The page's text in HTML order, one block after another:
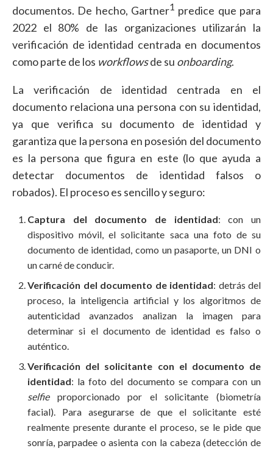
documentos. De hecho, Gartner1 predice que para
2022 el 80% de las organizaciones utilizarán la
verificación de identidad centrada en documentos
como parte de los workflowsde su onboarding.
La verificación de identidad centrada en el
documento relaciona una persona con su identidad,
ya que verifica su documento de identidad y
garantiza que la persona en posesión del documento
es la persona que figura en este (lo que ayuda a
detectar documentos de identidad falsos o
robados). El proceso es sencillo y seguro:
Captura del documento de identidad: con un
dispositivo móvil, el solicitante saca una foto de su
documento de identidad, como un pasaporte, un DNI o
un carné de conducir.
Verificación del documento de identidad: detrás del
proceso, la inteligencia artificial y los algoritmos de
autenticidad avanzados analizan la imagen para
determinar si el documento de identidad es falso o
auténtico.
Verificación del solicitante con el documento de
identidad: la foto del documento se compara con un
selfieproporcionado por el solicitante (biometría
facial). Para asegurarse de que el solicitante esté
realmente presente durante el proceso, se le pide que
sonría, parpadee o asienta con la cabeza (detección de